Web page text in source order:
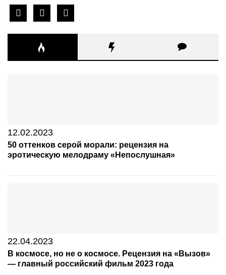
vkontaktetelegram
zen-
12.02.2023
50 оттенков серой морали: рецензия на
эротическую мелодраму «Непослушная»
22.04.2023
В космосе, но не о космосе. Рецензия на «Вызов»
— главный российский фильм 2023 года